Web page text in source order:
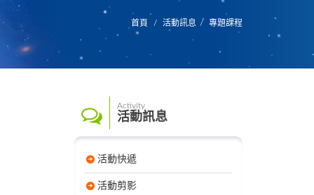
首頁 活動訊息 專題課程
Activity
活動訊息
活動快遞
活動剪影